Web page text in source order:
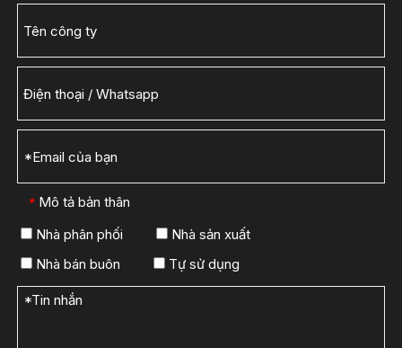
* Mô tả bản thân
Nhà phân phối
Nhà sản xuất
Nhà bán buôn
Tự sử dụng